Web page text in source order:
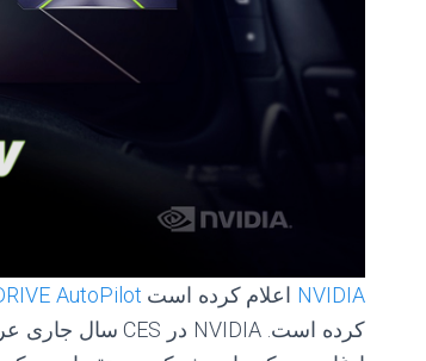
NVIDIA اعلام کرده است AutoPilot
کرده است. NVIDIA در CES سال جاری عرضه کرده است که پلتفرم پیشگامان آن چندین تکنولوژی